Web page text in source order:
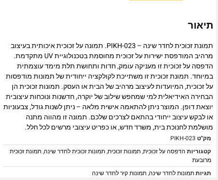
תיאור
תמונת זכוכית לחדר שינה – PIKH-023. תמונה על זכוכית איכותית בעיצוב
מרהיב המודפסת ישירות על זכוכית מחוסמת בטכנולוגיית UV מתקדמת.
הדפסה על זכוכית זו מעניקה עומק, חדות ותחושת תלת מימד עוצמתית
במיוחד. תמונת זכוכית זו משתייכת לקולקציה ייחודית של תמונות מודפסות
על זכוכית, המיועדות לעיצוב מרהיב של הבית או העסק. תמונות זכוכית הן
הבחירה האידיאלית למי שמחפש שילוב של יוקרה, חדשנות ונוכחות עיצובית
יוצאת דופן. המוצר ניתן להתאמה אישית מלאה – ניתן לשנות גודל, צבעוניות
או לבקש עיצוב ייחודי בהתאם לצרכים שלכם. תמונה זו מהווה מתנה
מושלמת לחנוכת בית, משרד חדש, או כפריט עיצובי מרשים לכל חלל.
מק"ט PIKH-023
קטגוריות הדפסה על זכוכית,תמונות זכוכית,תמונות זכוכית לחדר שינה,תמונת זכוכית
מרובעת
תגיותתמונות לחדר שינה,תמונות קיר לחדר שינה